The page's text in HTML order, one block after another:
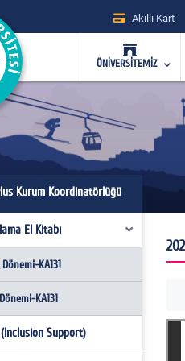
Akıllı Kart
ÜNİVERSİTEMİZ
Kurum Koordinatörlüğü
El Kitabı
KA131
KA131
Support)